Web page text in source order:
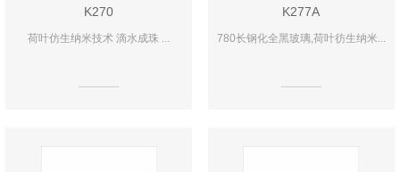
K270
荷叶仿生纳米技术 滴水成珠 ...
K277A
780长钢化全黑玻璃,荷叶彷生纳米...